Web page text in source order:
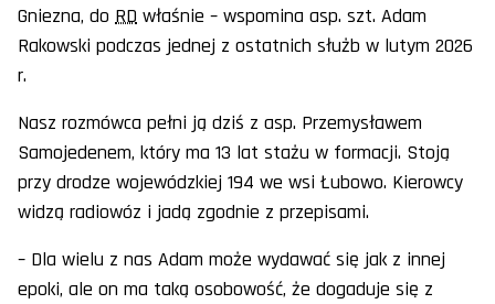
Gniezna, do RD właśnie – wspomina asp. szt. Adam
Rakowski podczas jednej z ostatnich służb w lutym 2026
r.
Nasz rozmówca pełni ją dziś z asp. Przemysławem
Samojedenem, który ma 13 lat stażu w formacji. Stoją
przy drodze wojewódzkiej 194 we wsi Łubowo. Kierowcy
widzą radiowóz i jadą zgodnie z przepisami.
– Dla wielu z nas Adam może wydawać się jak z innej
epoki, ale on ma taką osobowość, że dogaduje się z